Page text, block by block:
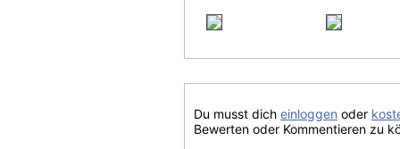
Du musst dich einloggen oder
Bewerten oder Kommentieren zu